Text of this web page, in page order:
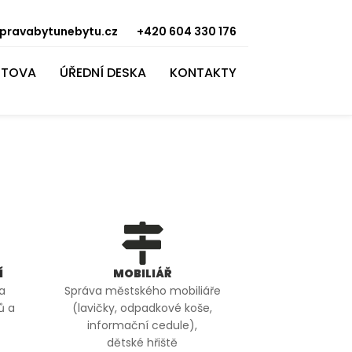
+420 604 330 176
ÚŘEDNÍ DESKA KONTAKTY
a
MOBILIÁŘ
Správa městského mobiliáře
(lavičky, odpadkové koše,
informační cedule),
dětské hřiště